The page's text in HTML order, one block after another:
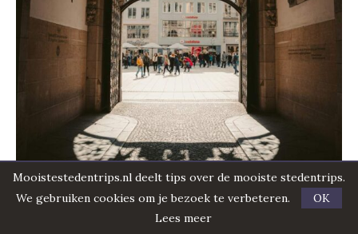
Mooistestedentrips.nl deelt tips over de mooiste stedentrips.
We gebruiken cookies om je bezoek te verbeteren.
OK
Lees meer